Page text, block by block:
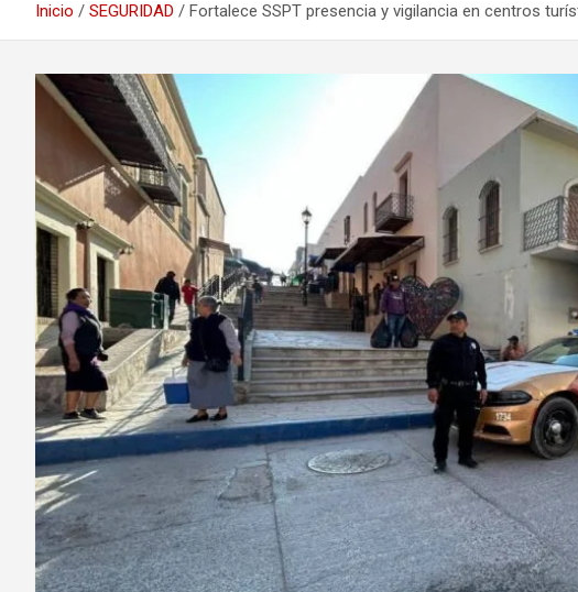
Inicio SEGURIDAD Fortalece SSPT presencia y vigilancia en centros